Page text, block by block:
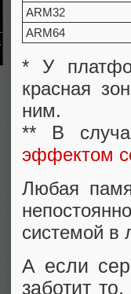
ARM32
ARM64
* У
красная
ним.
** В
эффектом
Любая
системой в
А если
заботит